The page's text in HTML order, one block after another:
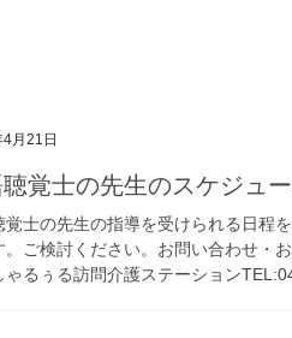
月21日
覚士の先生のスケジュ
覚士の先生の指導を受けられる日程
。ご検討ください。お問い合わせ・
ゃるぅる訪問介護ステーション